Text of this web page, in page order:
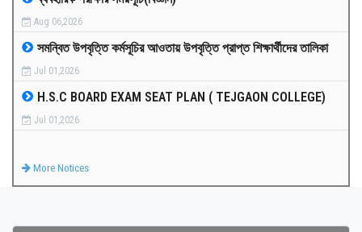
PAYMENT
CO-CURRICULUM
RESULTS
Aug 06,2026
সমন্বিত উপবৃত্তি কর্মসূচির আওতায় উপবৃত্তি প্রাপ্ত শিক্ষার্থীদের তালিকা
Jul 01,2026
H.S.C BOARD EXAM SEAT PLAN ( TEJGAON COLLEGE)
Jul 01,2026
More Notices